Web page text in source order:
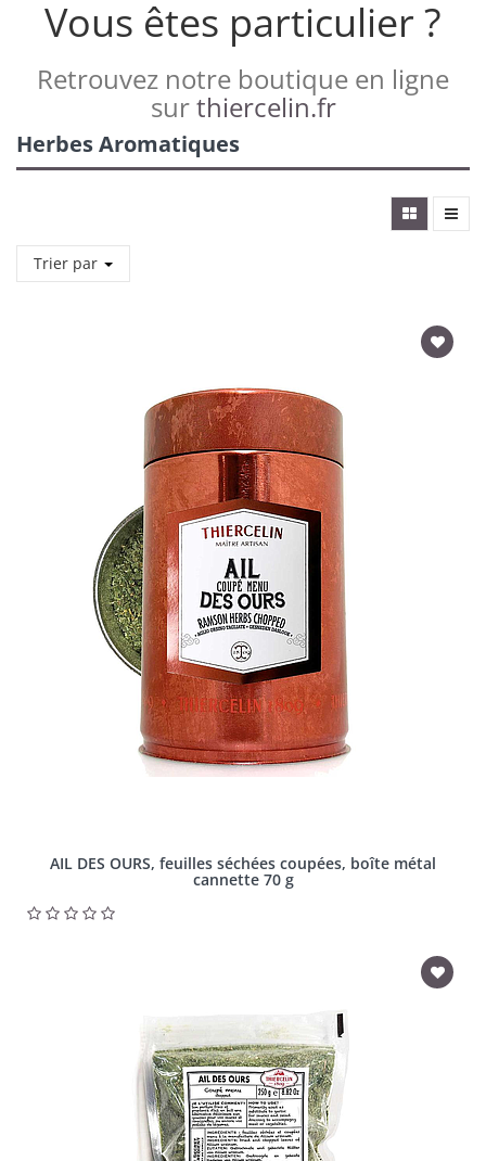
Vous êtes particulier ?
Retrouvez notre boutique en ligne
surthiercelin.fr
Herbes Aromatiques
Trier par
AIL DES OURS, feuilles séchées coupées, boîte métal
cannette 70 g